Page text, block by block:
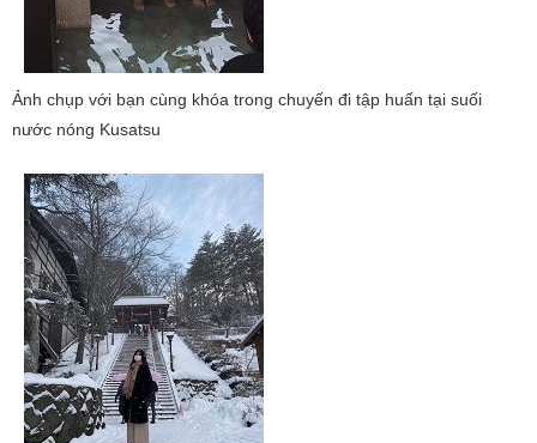
Ảnh chụp với bạn cùng khóa trong chuyến đi tập huấn tại suối
nước nóng Kusatsu